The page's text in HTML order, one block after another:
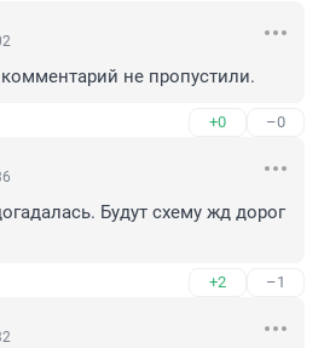
не пропустили.
+0 –0
Будут схему жд дорог
+2 –1